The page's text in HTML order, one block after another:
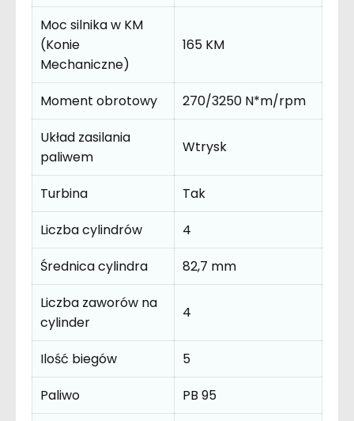
Moc silnika w KM
(Konie
Mechaniczne)
165 KM
Moment obrotowy
270/3250 N*m/rpm
Układ zasilania
paliwem
Wtrysk
Turbina
Tak
Liczba cylindrów
4
Średnica cylindra
82,7 mm
Liczba zaworów na
cylinder
4
Ilość biegów
5
Paliwo
PB 95